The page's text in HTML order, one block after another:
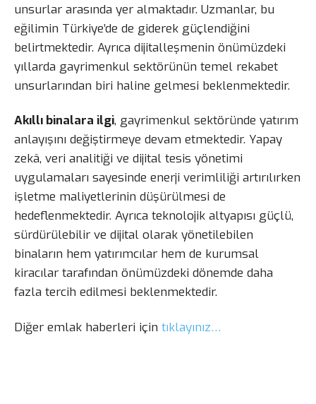
unsurlar arasında yer almaktadır. Uzmanlar, bu
eğilimin Türkiye’de de giderek güçlendiğini
belirtmektedir. Ayrıca dijitalleşmenin önümüzdeki
yıllarda gayrimenkul sektörünün temel rekabet
unsurlarından biri haline gelmesi beklenmektedir.
Akıllı binalara ilgi, gayrimenkul sektöründe yatırım
anlayışını değiştirmeye devam etmektedir. Yapay
zekâ, veri analitiği ve dijital tesis yönetimi
uygulamaları sayesinde enerji verimliliği artırılırken
işletme maliyetlerinin düşürülmesi de
hedeflenmektedir. Ayrıca teknolojik altyapısı güçlü,
sürdürülebilir ve dijital olarak yönetilebilen
binaların hem yatırımcılar hem de kurumsal
kiracılar tarafından önümüzdeki dönemde daha
fazla tercih edilmesi beklenmektedir.
Diğer emlak haberleri için tıklayınız…